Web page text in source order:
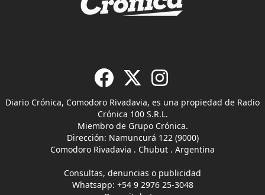
Diario Crónica, Comodoro Rivadavia, es una propiedad de Radio
Crónica 100 S.R.L.
Miembro de Grupo Crónica.
Dirección: Namuncurá 122 (9000)
Comodoro Rivadavia . Chubut . Argentina
Consultas, denuncias o publicidad
Whatsapp: +54 9 2976 25-3048